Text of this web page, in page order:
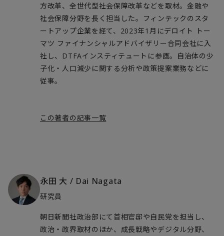
方改革、全世代型社会保障改革などを取材。金融や
社会保障分野を長く担当した。フィンテックのスタ
ートアップ企業を経て、2023年1月にデロイト トー
マツ ファイナンシャルアドバイザリー合同会社に入
社し、DTFAインスティテュートに参画。自治体の少
子化・人口減少に関する分析や政策提案業務などに
従事。
この著者の記事一覧
永田 大 / Dai Nagata
研究員
朝日新聞社政治部にて首相官邸や自民党を担当し、
政治・政界取材のほか、成長戦略やデジタル分野、